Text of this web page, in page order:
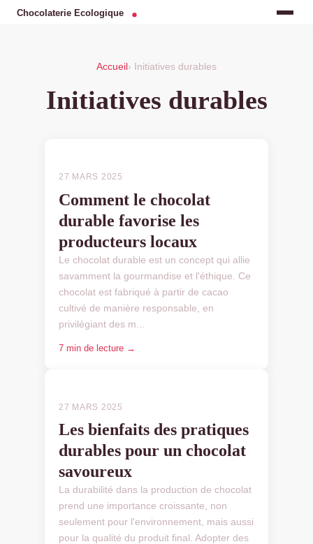
Accueil › Initiatives durables
Initiatives durables
27 MARS 2025
Comment le chocolat
durable favorise les
producteurs locaux
Le chocolat durable est un concept qui allie
savamment la gourmandise et l'éthique. Ce
chocolat est fabriqué à partir de cacao
cultivé de manière responsable, en
privilégiant des m...
7 min de lecture →
27 MARS 2025
Les bienfaits des pratiques
durables pour un chocolat
savoureux
La durabilité dans la production de chocolat
prend une importance croissante, non
seulement pour l'environnement, mais aussi
pour la qualité du produit final. Adopter des